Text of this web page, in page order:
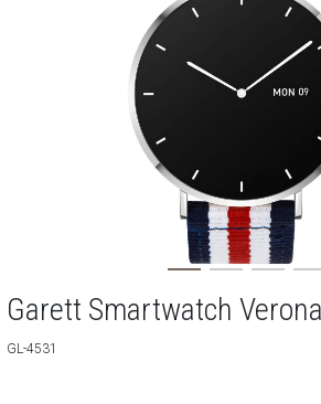
Garett Smartwatch Verona
GL-4531